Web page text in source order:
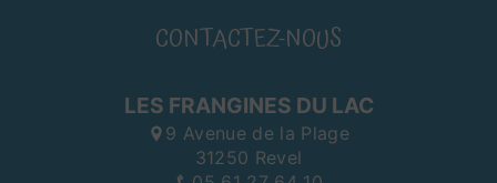
CONTACTEZ-NOUS
LES FRANGINES DU LAC
9 Avenue de la Plage
31250 Revel